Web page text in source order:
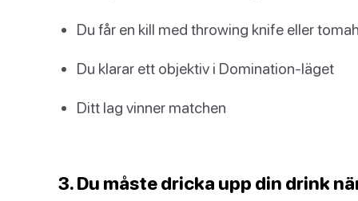
Du får en kill med throwing knife eller
Du klarar ett objektiv i Domination-läget
Ditt lag vinner matchen
3. Du måste dricka upp din drink